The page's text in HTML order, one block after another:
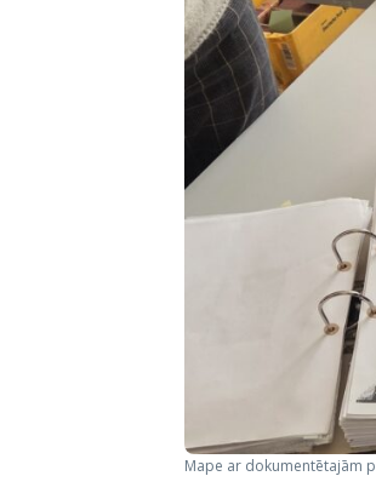
Mape ar dokumentētajām